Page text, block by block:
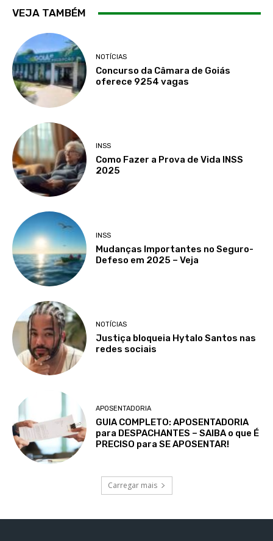
VEJA TAMBÉM
NOTÍCIAS
Concurso da Câmara de Goiás
oferece 9254 vagas
INSS
Como Fazer a Prova de Vida INSS
2025
INSS
Mudanças Importantes no Seguro-
Defeso em 2025 – Veja
NOTÍCIAS
Justiça bloqueia Hytalo Santos nas
redes sociais
APOSENTADORIA
GUIA COMPLETO: APOSENTADORIA
para DESPACHANTES – SAIBA o que É
PRECISO para SE APOSENTAR!
Carregar mais